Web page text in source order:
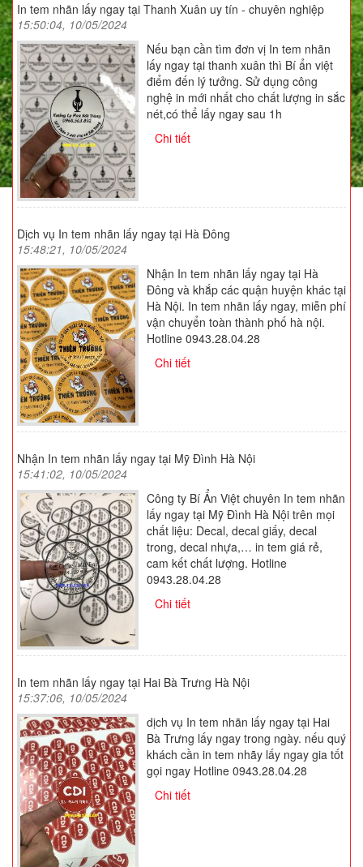
In tem nhãn lấy ngay tại Thanh Xuân uy tín - chuyên nghiệp
15:50:04, 10/05/2024
Nếu bạn cần tìm đơn vị In tem nhãn
lấy ngay tại thanh xuân thì Bí ẩn việt
điểm đến lý tưởng. Sử dụng công
nghệ in mới nhất cho chất lượng in sắc
nét,có thể lấy ngay sau 1h
Chi tiết
Dịch vụ In tem nhãn lấy ngay tại Hà Đông
15:48:21, 10/05/2024
Nhận In tem nhãn lấy ngay tại Hà
Đông và khắp các quận huyện khác tại
Hà Nội. In tem nhãn lấy ngay, miễn phí
vận chuyển toàn thành phố hà nội.
Hotline 0943.28.04.28
Chi tiết
Nhận In tem nhãn lấy ngay tại Mỹ Đình Hà Nội
15:41:02, 10/05/2024
Công ty Bí Ẩn Việt chuyên In tem nhãn
lấy ngay tại Mỹ Đình Hà Nội trên mọi
chất liệu: Decal, decal giấy, decal
trong, decal nhựa,… in tem giá rẻ,
cam kết chất lượng. Hotline
0943.28.04.28
Chi tiết
In tem nhãn lấy ngay tại Hai Bà Trưng Hà Nội
15:37:06, 10/05/2024
dịch vụ In tem nhãn lấy ngay tại Hai
Bà Trưng lấy ngay trong ngày. nếu quý
khách cần in tem nhãy lấy ngay gia tốt
gọi ngay Hotline 0943.28.04.28
Chi tiết